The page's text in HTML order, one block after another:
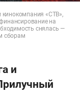
«СТВ»,
на
снялась —
сборам
и